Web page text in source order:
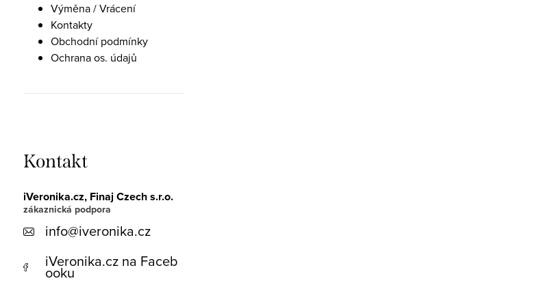
Výměna / Vrácení
Kontakty
Obchodní podmínky
Ochrana os. údajů
Kontakt
iVeronika.cz, Finaj Czech s.r.o.
info@iveronika.cz
iVeronika.cz na Faceb
ooku